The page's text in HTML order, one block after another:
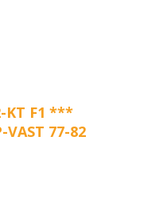
KT F1 ***
VAST 77-82